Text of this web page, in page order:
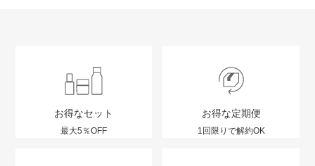
お得なセット
最大5％OFF
お得な定期便
1回限りで解約OK